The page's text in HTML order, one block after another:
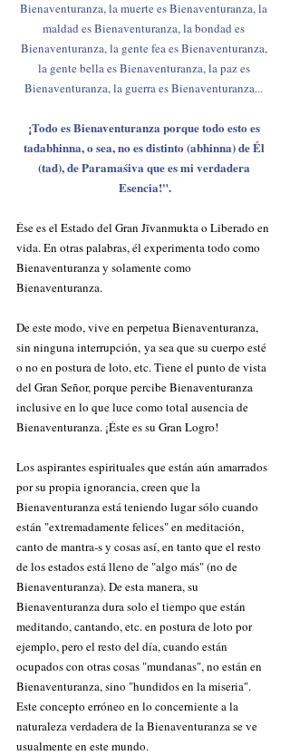
Bienaventuranza, la muerte es Bienaventuranza, la
maldad es Bienaventuranza, la bondad es
Bienaventuranza, la gente fea es Bienaventuranza,
la gente bella es Bienaventuranza, la paz es
Bienaventuranza, la guerra es Bienaventuranza...
¡Todo es Bienaventuranza porque todo esto es
tadabhinna, o sea, no es distinto (abhinna) de Él
(tad), de Paramaśiva que es mi verdadera
Esencia!".
Ése es el Estado del Gran Jīvanmukta o Liberado en
vida. En otras palabras, él experimenta todo como
Bienaventuranza y solamente como
Bienaventuranza.
De este modo, vive en perpetua Bienaventuranza,
sin ninguna interrupción, ya sea que su cuerpo esté
o no en postura de loto, etc. Tiene el punto de vista
del Gran Señor, porque percibe Bienaventuranza
inclusive en lo que luce como total ausencia de
Bienaventuranza. ¡Éste es su Gran Logro!
Los aspirantes espirituales que están aún amarrados
por su propia ignorancia, creen que la
Bienaventuranza está teniendo lugar sólo cuando
están "extremadamente felices" en meditación,
canto de mantra-s y cosas así, en tanto que el resto
de los estados está lleno de "algo más" (no de
Bienaventuranza). De esta manera, su
Bienaventuranza dura solo el tiempo que están
meditando, cantando, etc. en postura de loto por
ejemplo, pero el resto del día, cuando están
ocupados con otras cosas "mundanas", no están en
Bienaventuranza, sino "hundidos en la miseria".
Este concepto erróneo en lo concerniente a la
naturaleza verdadera de la Bienaventuranza se ve
usualmente en este mundo.